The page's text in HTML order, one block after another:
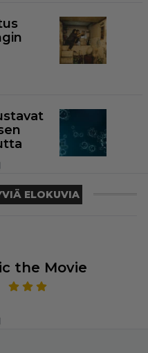
ELOKUVIA
the Movie